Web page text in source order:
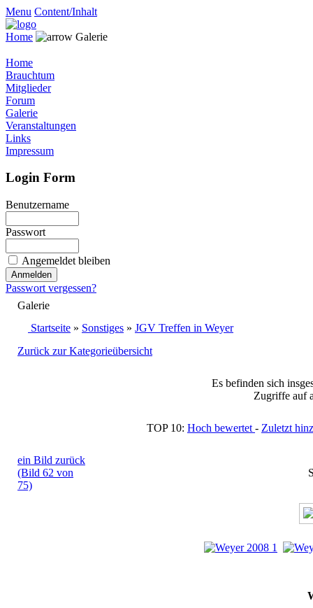
Menu Content/Inhalt
Home Galerie
Home
Brauchtum
Mitglieder
Forum
Galerie
Veranstaltungen
Links
Impressum
Login Form
Benutzername
Passwort
Angemeldet bleiben
Passwort vergessen?
Galerie
Startseite » Sonstiges » JGV Treffen in Weyer
Zurück zur Kategorieübersicht
Es befinden sich
Zugriffe auf
TOP 10: Hoch bewertet - Zuletzt
ein Bild zurück
(Bild 62 von
75)